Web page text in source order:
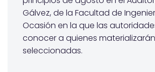
Gálvez, de la Facultad de
Ocasión en la que las
conocer a quienes
seleccionadas.